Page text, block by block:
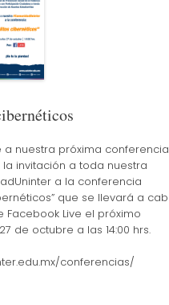
a nuestra próxima
la invitación a toda nuestra
a la conferencia
que se llevará a
Facebook Live el próximo
de octubre a las 14:00 hrs.
conferencias/